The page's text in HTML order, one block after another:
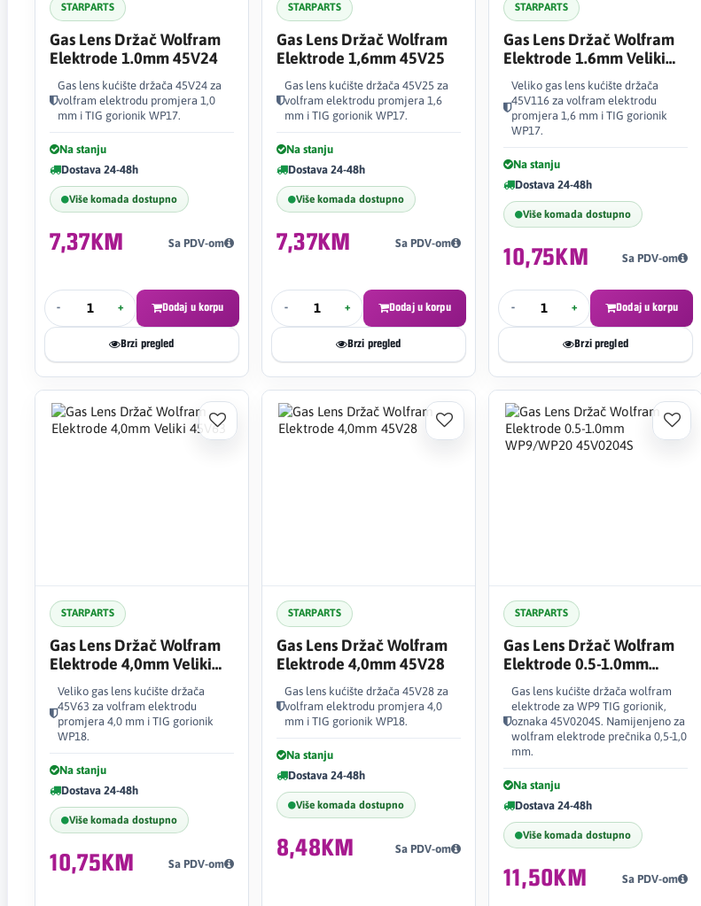
STARPARTS
Gas Lens Držač Wolfram
Elektrode 1.0mm 45V24
Gas lens kućište držača 45V24 za
volfram elektrodu promjera 1,0
mm i TIG gorionik WP17.
Na stanju
Dostava 24-48h
Više komada dostupno
7,37KM Sa PDV-om
- + Dodaj u korpu
Brzi pregled
STARPARTS
Gas Lens Držač Wolfram
Elektrode 1,6mm 45V25
Gas lens kućište držača 45V25 za
volfram elektrodu promjera 1,6
mm i TIG gorionik WP17.
Na stanju
Dostava 24-48h
Više komada dostupno
7,37KM Sa PDV-om
- + Dodaj u korpu
Brzi pregled
STARPARTS
Gas Lens Držač Wolfram
Elektrode 1.6mm Veliki
45V116
Veliko gas lens kućište držača
45V116 za volfram elektrodu
promjera 1,6 mm i TIG gorionik
WP17.
Na stanju
Dostava 24-48h
Više komada dostupno
10,75KM Sa PDV-om
- + Dodaj u korpu
Brzi pregled
STARPARTS
Gas Lens Držač Wolfram
Elektrode 4,0mm Veliki
45V63
Veliko gas lens kućište držača
45V63 za volfram elektrodu
promjera 4,0 mm i TIG gorionik
WP18.
Na stanju
Dostava 24-48h
Više komada dostupno
10,75KM Sa PDV-om
STARPARTS
Gas Lens Držač Wolfram
Elektrode 4,0mm 45V28
Gas lens kućište držača 45V28 za
volfram elektrodu promjera 4,0
mm i TIG gorionik WP18.
Na stanju
Dostava 24-48h
Više komada dostupno
8,48KM Sa PDV-om
STARPARTS
Gas Lens Držač Wolfram
Elektrode 0.5-1.0mm
WP9/WP20 45V0204S
Gas lens kućište držača wolfram
elektrode za WP9 TIG gorionik,
oznaka 45V0204S. Namijenjeno za
wolfram elektrode prečnika 0,5-1,0
mm.
Na stanju
Dostava 24-48h
Više komada dostupno
11,50KM Sa PDV-om